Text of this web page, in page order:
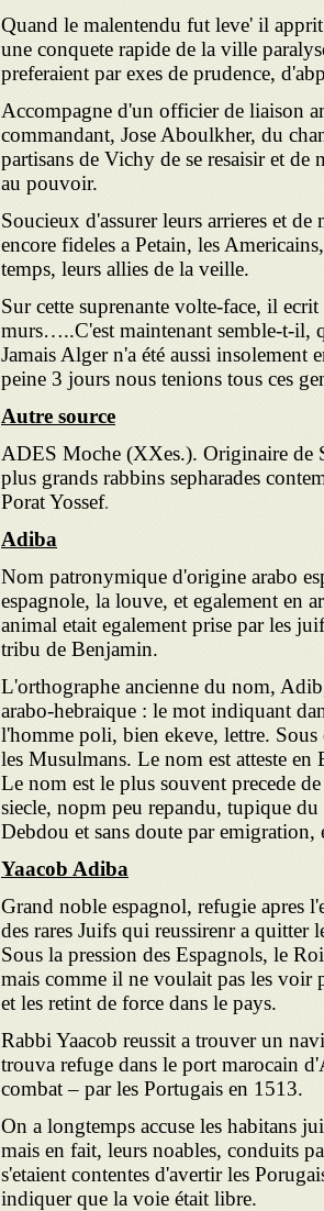
Quand le malentendu fut leve' il
une conquete rapide de la ville
preferaient par exes de prudence,
Accompagne d'un officier de liaison
commandant, Jose Aboulkher, du
partisans de Vichy de se resaisir et de
au pouvoir.
Soucieux d'assurer leurs arrieres et
encore fideles a Petain, les
temps, leurs allies de la veille.
Sur cette suprenante volte-face, il
murs…..C'est maintenant semble-t-il,
Jamais Alger n'a été aussi
peine 3 jours nous tenions tous ces
Autre source
ADES Moche (XXes.). Originaire de
plus grands rabbins sepharades
Porat Yossef.
Adiba
Nom patronymique d'origine arabo
espagnole, la louve, et egalement en
animal etait egalement prise par les
tribu de Benjamin.
L'orthographe ancienne du nom,
arabo-hebraique : le mot indiquant
l'homme poli, bien ekeve, lettre. Sous
les Musulmans. Le nom est atteste en
Le nom est le plus souvent precede
siecle, nopm peu repandu, tupique
Debdou et sans doute par emigration,
Yaacob Adiba
Grand noble espagnol, refugie apres
des rares Juifs qui reussirenr a
Sous la pression des Espagnols, le
mais comme il ne voulait pas les voir
et les retint de force dans le pays.
Rabbi Yaacob reussit a trouver un
trouva refuge dans le port marocain
combat – par les Portugais en 1513.
On a longtemps accuse les habitans
mais en fait, leurs noables, conduits
s'etaient contentes d'avertir les
indiquer que la voie était libre.